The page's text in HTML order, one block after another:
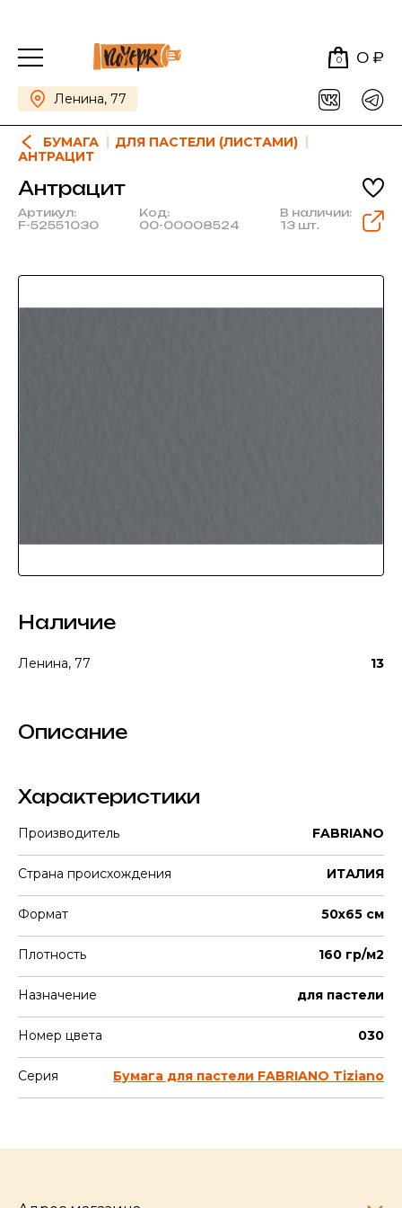
0 0 ₽
Ленина, 77
БУМАГА
ДЛЯ ПАСТЕЛИ (ЛИСТАМИ)
АНТРАЦИТ
Антрацит
Артикул:
F-52551030
Код:
00-00008524
В наличии:
13 шт.
Наличие
Ленина, 77 13
Описание
Характеристики
Производитель FABRIANO
Страна происхождения ИТАЛИЯ
Формат 50х65 см
Плотность 160 гр/м2
Назначение для пастели
Номер цвета 030
Серия Бумага для пастели FABRIANO Tiziano